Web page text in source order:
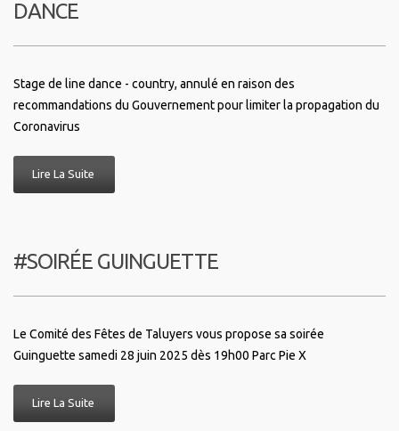
DANCE
Stage de line dance - country, annulé en raison des
recommandations du Gouvernement pour limiter la propagation du
Coronavirus
Lire La Suite
#SOIRÉE GUINGUETTE
Le Comité des Fêtes de Taluyers vous propose sa soirée
Guinguette samedi 28 juin 2025 dès 19h00 Parc Pie X
Lire La Suite